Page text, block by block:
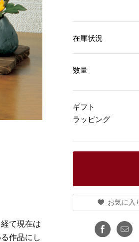
サリー
て現在は
作品にし
在庫状況
数量
ギフト
ラッピング
お気に入